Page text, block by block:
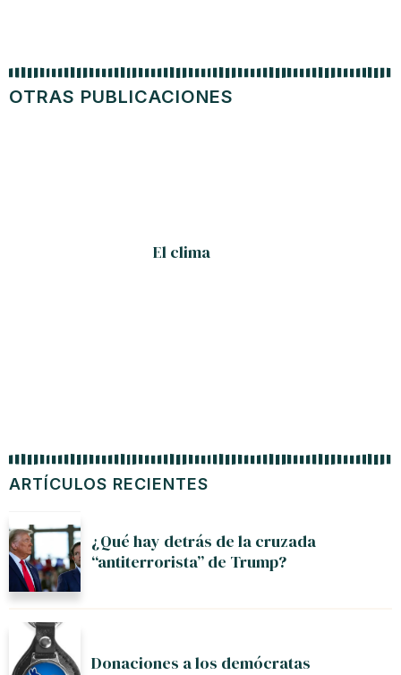
ARTÍCULOS RECIENTES
¿Qué hay detrás de la cruzada
“antiterrorista” de Trump?
Donaciones a los demócratas
OTRAS PUBLICACIONES
El clima